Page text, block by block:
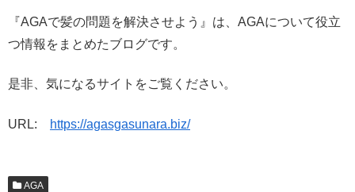
『AGAで髪の問題を解決させよう』は、AGAについて役立
つ情報をまとめたブログです。
是非、気になるサイトをご覧ください。
URL: https://agasgasunara.biz/
AGA